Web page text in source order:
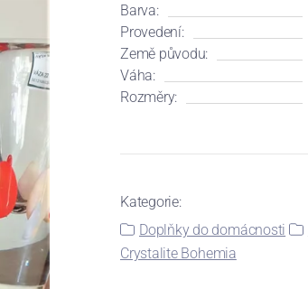
Barva:
Provedení:
Země původu:
Váha:
Rozměry:
Kategorie:
Doplňky do domácnosti
Crystalite Bohemia